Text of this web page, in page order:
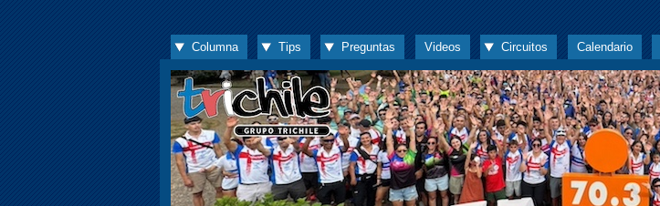
Columna Tips Preguntas Videos Circuitos Calendario